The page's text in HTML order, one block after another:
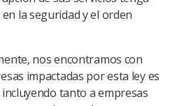
la seguridad y el orden
nos encontramos con
impactadas por esta ley es
tanto a empresas